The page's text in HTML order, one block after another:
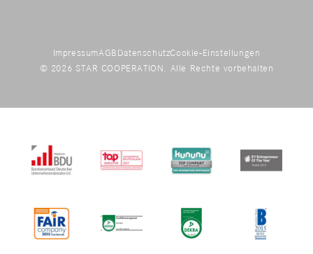
ImpressumAGB DatenschutzCookie-Einstellungen
© 2026 STAR COOPERATION. Alle Rechte vorbehalten